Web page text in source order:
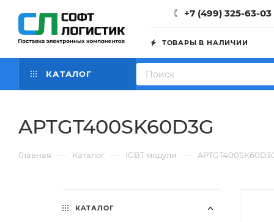
+7 (499) 325-63-03
ТОВАРЫ В НАЛИЧИИ
КАТАЛОГ
APTGT400SK60D3G
Главная — Каталог — IGBT модули —
КАТАЛОГ